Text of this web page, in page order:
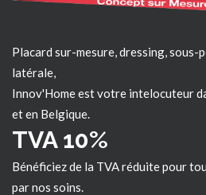
Placard sur-mesure, dressing,
latérale,
Innov'Home est votre intelocuteur
et en Belgique.
TVA 10%
Bénéficiez de la TVA réduite pour
par nos soins.